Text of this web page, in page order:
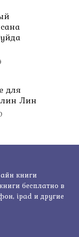
для
Лин
книги
бесплатно в
ipad и другие